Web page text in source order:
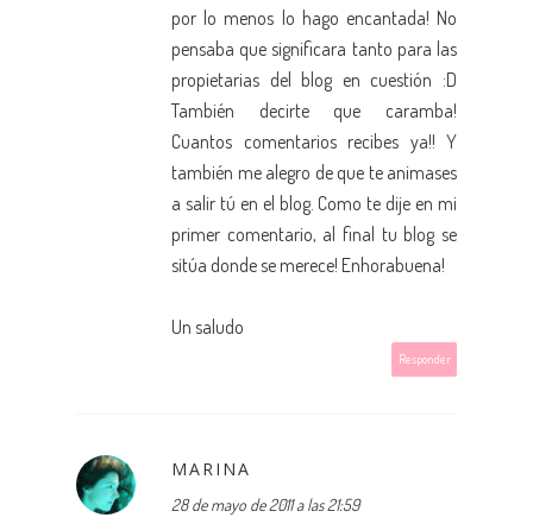
por lo menos lo hago encantada! No
pensaba que significara tanto para las
propietarias del blog en cuestión :D
También decirte que caramba!
Cuantos comentarios recibes ya!! Y
también me alegro de que te animases
a salir tú en el blog. Como te dije en mi
primer comentario, al final tu blog se
sitúa donde se merece! Enhorabuena!
Un saludo
Responder
MARINA
28 de mayo de 2011 a las 21:59